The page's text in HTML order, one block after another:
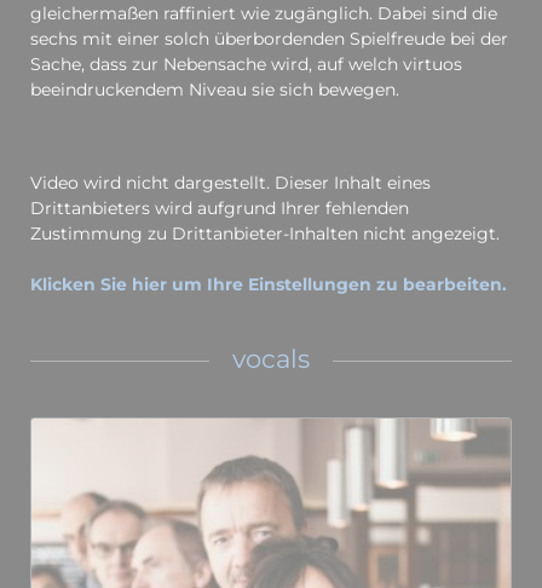
gleichermaßen raffiniert wie zugänglich. Dabei sind die
sechs mit einer solch überbordenden Spielfreude bei der
Sache, dass zur Nebensache wird, auf welch virtuos
beeindruckendem Niveau sie sich bewegen.
Video wird nicht dargestellt. Dieser Inhalt eines
Drittanbieters wird aufgrund Ihrer fehlenden
Zustimmung zu Drittanbieter-Inhalten nicht angezeigt.
Klicken Sie hier um Ihre Einstellungen zu bearbeiten.
vocals